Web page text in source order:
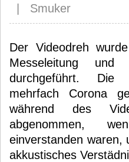
| Smuker
Der Videodreh
Messeleitung und
durchgeführt. Die
mehrfach Corona
während des
abgenommen,
einverstanden waren,
akkustisches